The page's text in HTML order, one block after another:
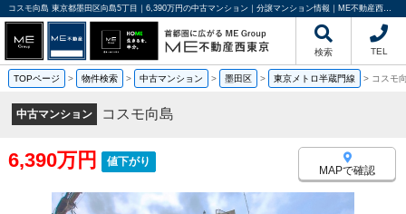
コスモ向島 東京都墨田区向島5丁目｜6,390万円の中古マンション｜分譲マンション情報｜ME不動産西東京
検索 TEL
TOPページ > 物件検索 > 中古マンション > 墨田区 > 東京メトロ半蔵門線 > コスモ
中古マンション コスモ向島
6,390万円 値下がり
MAPで確認